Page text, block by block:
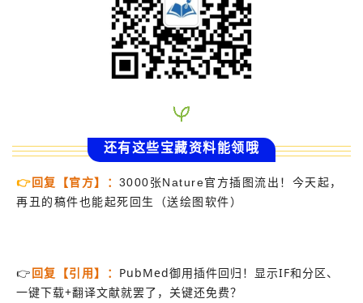
还有这些宝藏资料能领哦
👉回复【官方】 ： 3000张Nature官方插图流出！今天起，
再丑的稿件也能起死回生（送绘图软件）
👉回复【引用】： PubMed御用插件回归！显示IF和分区、
一键下载+翻译文献就罢了，关键还免费？